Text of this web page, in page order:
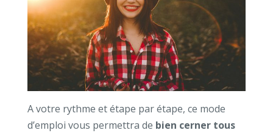
A votre rythme et étape par étape, ce mode
d’emploi vous permettra de bien cerner tous